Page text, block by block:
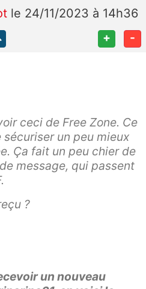
le 24/11/2023 à 14h36
+ -
ceci de Free Zone. Ce
un peu mieux
Ça fait un peu chier de
message, qui passent
?
un nouveau